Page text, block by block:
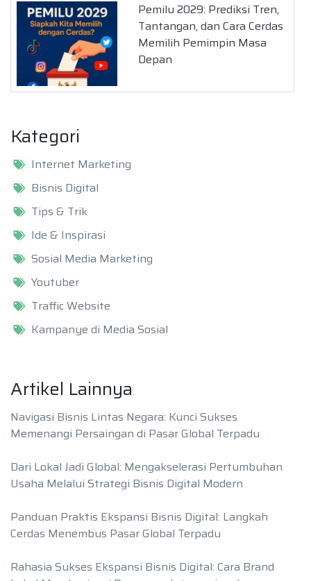
Pemilu 2029: Prediksi Tren,
Tantangan, dan Cara Cerdas
Memilih Pemimpin Masa
Depan
Kategori
Internet Marketing
Bisnis Digital
Tips & Trik
Ide & Inspirasi
Sosial Media Marketing
Youtuber
Traffic Website
Kampanye di Media Sosial
Artikel Lainnya
Navigasi Bisnis Lintas Negara: Kunci Sukses
Memenangi Persaingan di Pasar Global Terpadu
Dari Lokal Jadi Global: Mengakselerasi Pertumbuhan
Usaha Melalui Strategi Bisnis Digital Modern
Panduan Praktis Ekspansi Bisnis Digital: Langkah
Cerdas Menembus Pasar Global Terpadu
Rahasia Sukses Ekspansi Bisnis Digital: Cara Brand